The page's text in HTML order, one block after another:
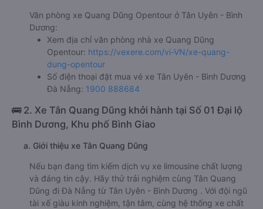
Văn phòng xe Quang Dũng Opentour ở Tân Uyên - Bình
Dương:
Xem địa chỉ văn phòng nhà xe Quang Dũng
Opentour: https://vexere.com/vi-VN/xe-quang-
dung-opentour
Số điện thoại đặt mua vé xe Tân Uyên - Bình Dương
Đà Nẵng: 1900 888684
🚌 2. Xe Tân Quang Dũng khởi hành tại Số 01 Đại lộ
Bình Dương, Khu phố Bình Giao
a. Giới thiệu xe Tân Quang Dũng
Nếu bạn đang tìm kiếm dịch vụ xe limousine chất lượng
và đáng tin cậy. Hãy thử trải nghiệm cùng Tân Quang
Dũng đi Đà Nẵng từ Tân Uyên - Bình Dương . Với đội ngũ
tài xế giàu kinh nghiệm, tận tâm, cùng hệ thống xe chất